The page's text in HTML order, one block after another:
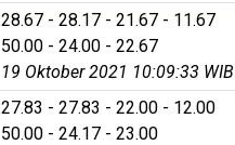
28.67 - 28.17 - 21.67 - 11.67
50.00 - 24.00 - 22.67
19 Oktober 2021 10:09:33 WIB
27.83 - 27.83 - 22.00 - 12.00
50.00 - 24.17 - 23.00